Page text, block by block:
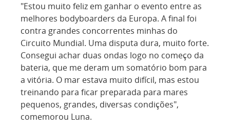
"Estou muito feliz em ganhar o evento entre as
melhores bodyboarders da Europa. A final foi
contra grandes concorrentes minhas do
Circuito Mundial. Uma disputa dura, muito forte.
Consegui achar duas ondas logo no começo da
bateria, que me deram um somatório bom para
a vitória. O mar estava muito difícil, mas estou
treinando para ficar preparada para mares
pequenos, grandes, diversas condições",
comemorou Luna.